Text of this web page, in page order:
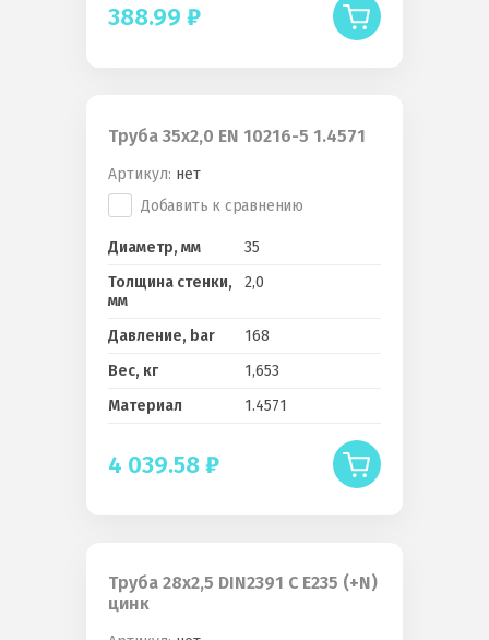
388.99 ₽
Труба 35x2,0 EN 10216-5 1.4571
Артикул: нет
Добавить к сравнению
Диаметр, мм
35
Толщина стенки,
мм
2,0
Давление, bar
168
Вес, кг
1,653
Материал
1.4571
4 039.58₽
Труба 28x2,5 DIN2391 C E235 (+N)
цинк